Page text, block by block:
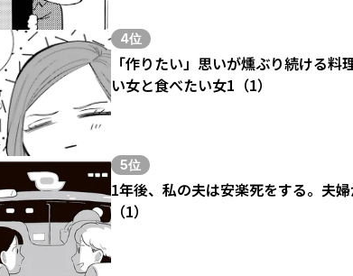
4位
「作りたい」思いが燻ぶり続ける
い女と食べたい女1（1）
5位
1年後、私の夫は安楽死をする。夫
（1）